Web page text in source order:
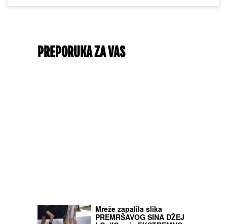
PREPORUKA ZA VAS
Mreže zapalila slika
PREMRŠAVOG SINA DŽEJ